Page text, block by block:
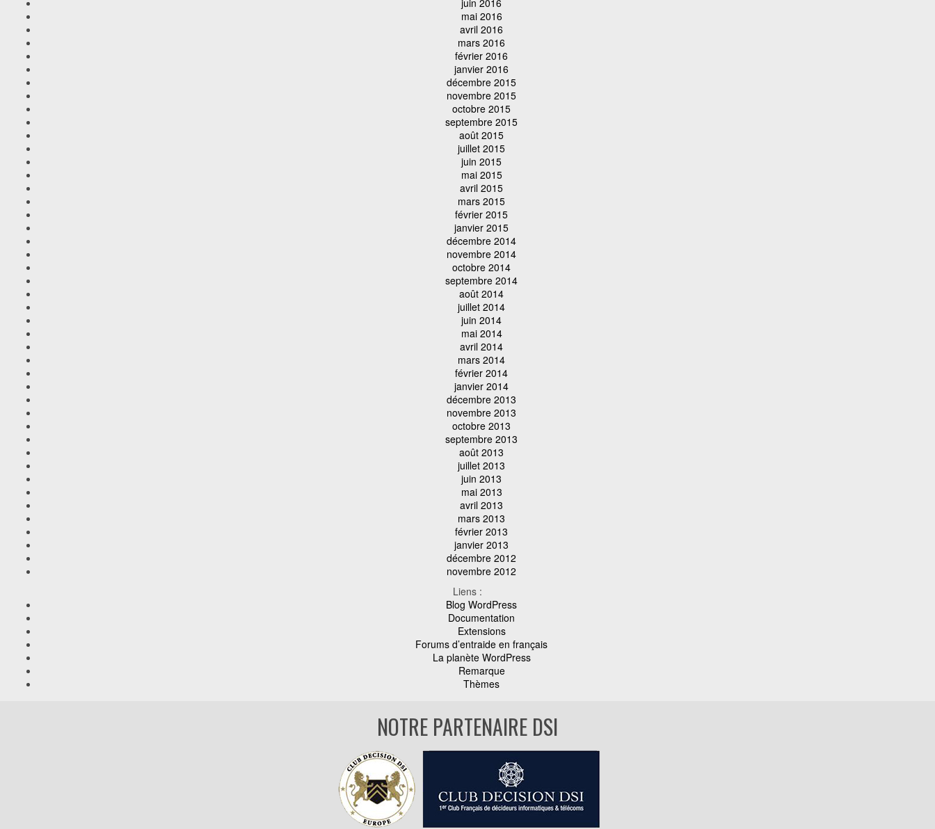
mai 2016
avril 2016
mars 2016
février 2016
janvier 2016
décembre 2015
novembre 2015
octobre 2015
septembre 2015
août 2015
juillet 2015
juin 2015
mai 2015
avril 2015
mars 2015
février 2015
janvier 2015
décembre 2014
novembre 2014
octobre 2014
septembre 2014
août 2014
juillet 2014
juin 2014
mai 2014
avril 2014
mars 2014
février 2014
janvier 2014
décembre 2013
novembre 2013
octobre 2013
septembre 2013
août 2013
juillet 2013
juin 2013
mai 2013
avril 2013
mars 2013
février 2013
janvier 2013
décembre 2012
novembre 2012
Liens :
Blog WordPress
Documentation
Extensions
Forums d’entraide en français
La planète WordPress
Remarque
Thèmes
NOTRE PARTENAIRE DSI